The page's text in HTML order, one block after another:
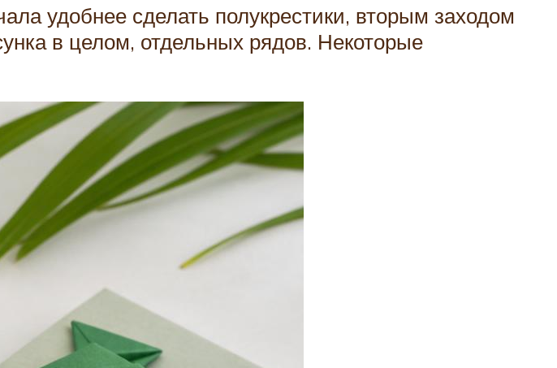
удобнее сделать полукрестики, вторым заходом
в целом, отдельных рядов. Некоторые